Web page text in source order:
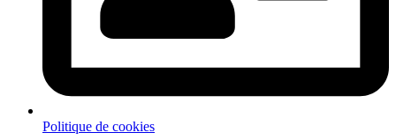
Politique de cookies